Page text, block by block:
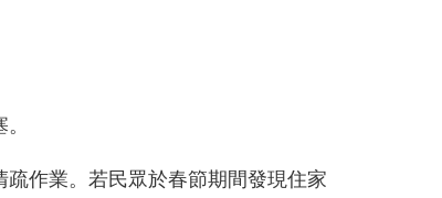
作業。若民眾於春節期間發現住家